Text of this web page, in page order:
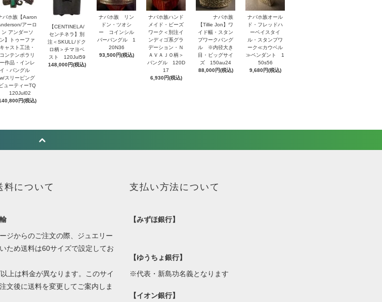
バホ族【Aaron
アーロ
ン アンダーソ
ン】トゥーファ
キャスト工法・
コンテンポラリ
ー作品・インレ
イ・バングル
w/スリーピング
ビューティーTQ
120Jul02
円(税込)
【CENTINELA/
センチネラ】別
注＜SKULL/ドク
ロ柄＞チマヨベ
スト 120Jul59
148,000円(税込)
ナバホ族 リン
ドン・ツオシ
ー コインシル
バーバングル 1
20N36
93,500円(税込)
ナバホ族ハンド
メイド・ビーズ
ワーク＜別注イ
ンディゴ系グラ
デーション・Ｎ
ＡＶＡＪＯ柄＞
バングル 120D
17
6,930円(税込)
ナバホ族
【Tillie Jon】ワ
イド幅・スタン
プワークバング
ル ※内径大き
目・ビッグサイ
ズ 150au24
88,000円(税込)
ナバホ族オール
ド・フレッドハ
ーベイスタイ
ル・スタンプワ
ーク≪カウベル
≫ペンダント 1
50s56
9,680円(税込)
料について
ジからのご注文の際、ジュエリー
ため送料は60サイズで設定してお
上は料金が異なります。このサイ
文後に送料を変更してご案内しま
支払い方法について
【みずほ銀行】
【ゆうちょ銀行】
※代表・新島功名義となります
【イオン銀行】